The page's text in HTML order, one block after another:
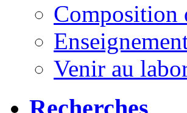
Composition
Venir au